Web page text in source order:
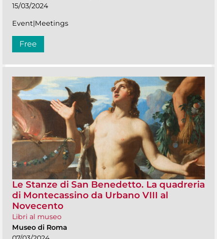
15/03/2024
Event|Meetings
Free
Le Stanze di San Benedetto. La quadreria
di Montecassino da Urbano VIII al
Novecento
Libri al museo
Museo di Roma